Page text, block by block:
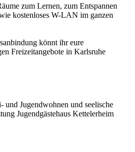
zum Lernen, zum Entspannen
kostenloses W-LAN im ganzen
könnt ihr eure
Freizeitangebote in Karlsruhe
Jugendwohnen und seelische
Jugendgästehaus Kettelerheim